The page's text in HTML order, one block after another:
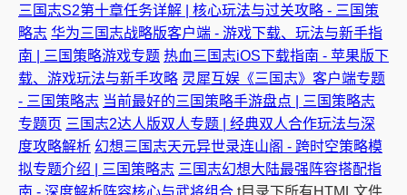
三国志S2第十章任务详解 | 核心玩法与过关攻略 - 三国策
略志 华为三国志战略版客户端 - 游戏下载、玩法与新手指
南 | 三国策略游戏专题 热血三国志iOS下载指南 - 苹果版下
载、游戏玩法与新手攻略 灵犀互娱《三国志》客户端专题
- 三国策略志 当前最好的三国策略手游盘点 | 三国策略志
专题页 三国志2达人版双人专题 | 经典双人合作玩法与深
度攻略解析 幻想三国志天元异世录连山阁 - 跨时空策略模
拟专题介绍 | 三国策略志 三国志幻想大陆最强阵容搭配指
南 - 深度解析阵容核心与武将组合 t目录下所有HTML文件